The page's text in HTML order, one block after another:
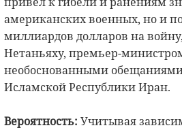
американских военных, но и
миллиардов долларов на
Нетаньяху, премьер-
необоснованными
Исламской Республики Иран.
Вероятность: Учитывая